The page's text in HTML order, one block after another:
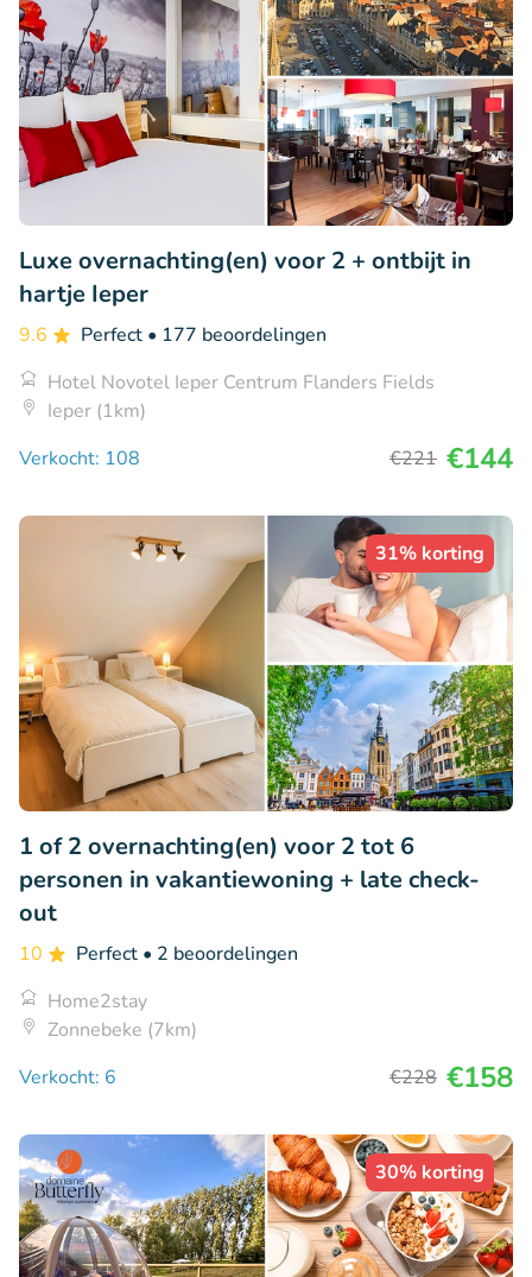
Luxe overnachting(en) voor 2 + ontbijt in
hartje Ieper
9.6 Perfect • 177 beoordelingen
Hotel Novotel Ieper Centrum Flanders Fields
Ieper (1km)
Verkocht: 108
€221 €144
31% korting
1 of 2 overnachting(en) voor 2 tot 6
personen in vakantiewoning + late check-
out
10 Perfect • 2 beoordelingen
Home2stay
Zonnebeke (7km)
Verkocht: 6
€228 €158
30% korting